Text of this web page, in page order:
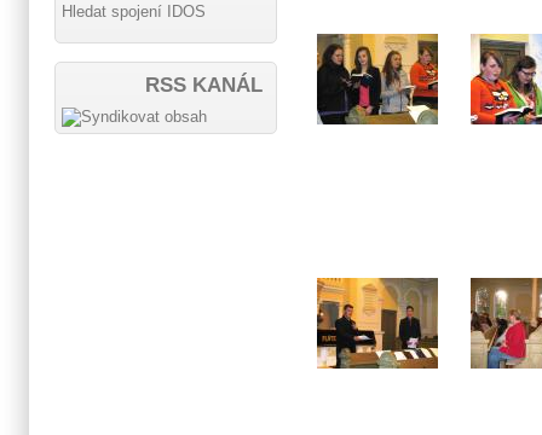
Hledat spojení IDOS
RSS KANÁL